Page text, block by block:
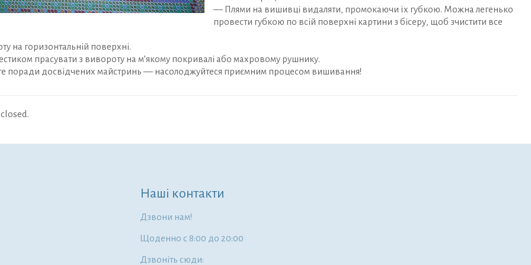
— Плями на вишивці видаляти, промокаючи їх губкою. Можна легенько
провести губкою по всій поверхні картини з бісеру, щоб зчистити все
на горизонтальній поверхні.
прасувати з вивороту на м’якому покривалі або махровому рушнику.
поради досвідчених майстринь — насолоджуйтеся приємним процесом вишивання!
Наші контакти
Дзвони нам!
Щоденно с 8:00 до 20:00
Дзвоніть сюди: